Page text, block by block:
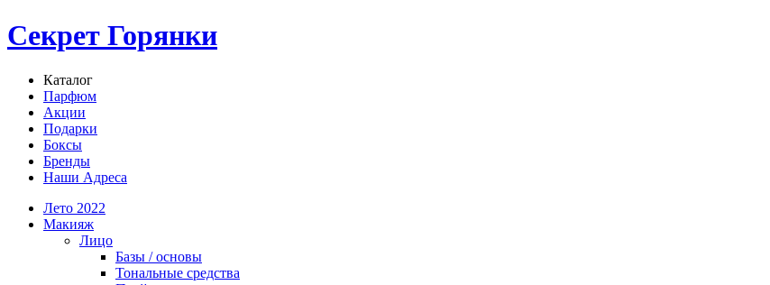
Секрет Горянки
Каталог
Парфюм
Акции
Подарки
Боксы
Бренды
Наши Адреса
Лето 2022
Макияж
Лицо
Базы / основы
Тональные средства